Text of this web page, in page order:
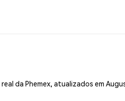
da Phemex, atualizados em